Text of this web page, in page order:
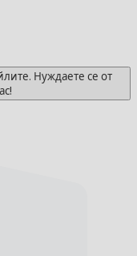
Нуждаете се от